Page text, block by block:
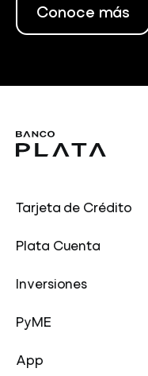
Conoce más
Tarjeta de Crédito
Plata Cuenta
Inversiones
PyME
App